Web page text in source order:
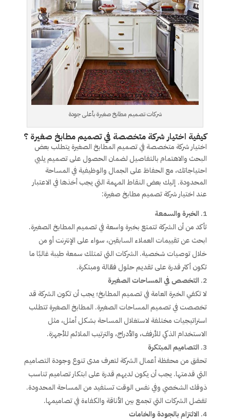
شركات تصميم مطابخ صغيرة بأعلى جودة
كيفية اختيار شركة متخصصة في تصميم مطابخ صغيرة ؟
اختيار شركة متخصصة في تصميم المطابخ الصغيرة يتطلب بعض
البحث والاهتمام بالتفاصيل لضمان الحصول على تصميم يلبي
احتياجاتك، مع الحفاظ على الجمال والوظيفية في المساحة
المحدودة. إليك بعض النقاط المهمة التي يجب أخذها في الاعتبار
عند اختيار شركة تصميم مطابخ صغيرة:
الخبرة والسمعة
تأكد من أن الشركة تتمتع بخبرة واسعة في تصميم المطابخ الصغيرة.
ابحث عن تقييمات العملاء السابقين، سواء على الإنترنت أو من
خلال توصيات شخصية. الشركات التي تمتلك سمعة طيبة غالبًا ما
تكون أكثر قدرة على تقديم حلول فعّالة ومبتكرة.
التخصص في المساحات الصغيرة
لا تكفي الخبرة العامة في تصميم المطابخ؛ يجب أن تكون الشركة قد
تخصصت في تصميم المساحات الصغيرة. المطابخ الصغيرة تتطلب
استراتيجيات مختلفة لاستغلال المساحة بشكل أمثل، مثل
الاستخدام الذكي للأرفف، والأدراج، والترتيب الملائم للأجهزة.
التصاميم المبتكرة
تحقق من محفظة أعمال الشركة لتعرف مدى تنوع وجودة التصاميم
التي قدمتها. يجب أن يكون لديهم قدرة على ابتكار تصاميم تناسب
ذوقك الشخصي وفي نفس الوقت تستفيد من المساحة المحدودة.
تفضل الشركات التي تجمع بين الأناقة والكفاءة في تصاميمها.
الالتزام بالجودة والخامات